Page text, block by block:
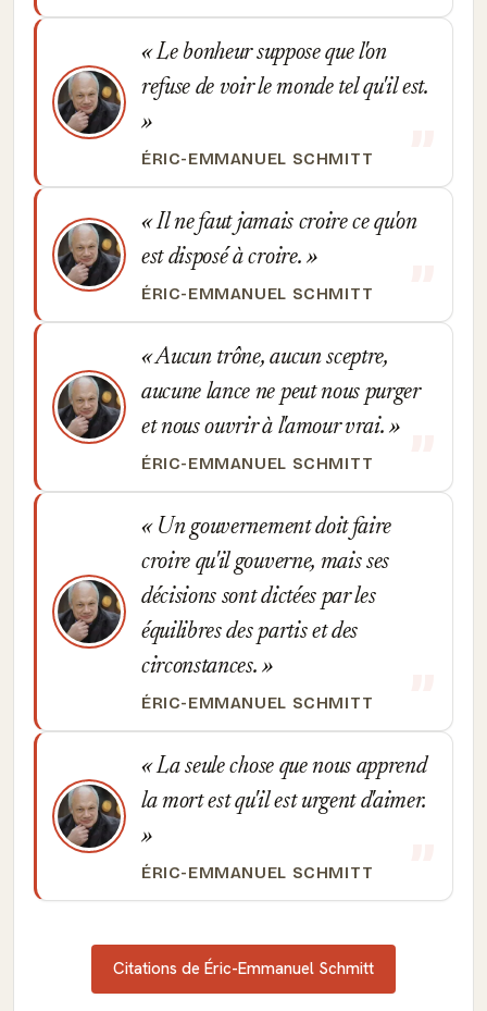
Le bonheur suppose que l'on
refuse de voir le monde tel qu'il est.
ÉRIC-EMMANUEL SCHMITT
Il ne faut jamais croire ce qu'on
est disposé à croire.
ÉRIC-EMMANUEL SCHMITT
Aucun trône, aucun sceptre,
aucune lance ne peut nous purger
et nous ouvrir à l'amour vrai.
ÉRIC-EMMANUEL SCHMITT
Un gouvernement doit faire
croire qu'il gouverne, mais ses
décisions sont dictées par les
équilibres des partis et des
circonstances.
ÉRIC-EMMANUEL SCHMITT
La seule chose que nous apprend
la mort est qu'il est urgent d'aimer.
ÉRIC-EMMANUEL SCHMITT
Citations de Éric-Emmanuel Schmitt